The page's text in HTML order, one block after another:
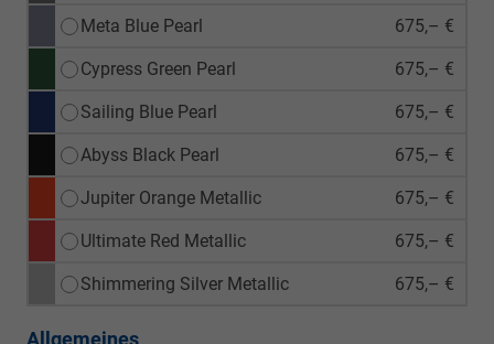
Meta Blue Pearl 675,– €
Cypress Green Pearl 675,– €
Sailing Blue Pearl 675,– €
Abyss Black Pearl 675,– €
Jupiter Orange Metallic 675,– €
Ultimate Red Metallic 675,– €
Shimmering Silver Metallic 675,– €
Allgemeines